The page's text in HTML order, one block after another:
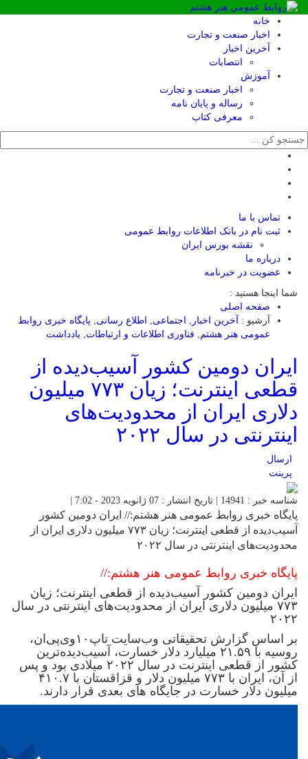
خانه
اخبار صنعت و تجارت
آخرین اخبار
انتصابات
آموزش
اخبار صنعت و تجارت
رساله و پایان نامه
معرفی کتاب
تماس با ما
ثبت نام در بانک اطلاعات روابط عمومی
نقشه بورس ایران
درباره ما
عضويت در خبرنامه
شما اینجا هستید :
صفحه اصلی
آرشیو :
آخرین اخبار اجتماعی اطلاع رسانی
پایگاه خبری روابط
عمومی هنر هشتم
فناوری اطلاعات و ارتباطات یادداشت
ایران دومین کشور آسیب‌دیده از
قطعی اینترنت؛ زیان ۷۷۳ میلیون
دلاری ایران از محدودیت‌های
اینترنتی در سال ۲۰۲۲
ارسال
پرینت
شناسه خبر : 14941 | تاریخ انتشار : 07 ژانویه 2023 - 7:02 |
پایگاه خبری روابط عمومی هنر هشتم:// ایران دومین کشور
آسیب‌دیده از قطعی اینترنت؛ زیان ۷۷۳ میلیون دلاری ایران از
محدودیت‌های اینترنتی در سال ۲۰۲۲
پایگاه خبری روابط عمومی هنر هشتم://
ایران دومین کشور آسیب‌دیده از قطعی اینترنت؛ زیان
۷۷۳ میلیون دلاری ایران از محدودیت‌های اینترنتی در سال
۲۰۲۲
بر اساس گزارش تحقیقاتی وب‌سایت تاپ۱۰‌وی‌پی‌ان،
روسیه با ۲۱.۵۹ میلیارد دلار خسارت، آسیب‌دیده‌ترین
کشور از قطعی اینترنت در سال ۲۰۲۲ میلادی بود و پس
از آن، ایران با ۷۷۳ میلیون دلار و قزاقستان با ۴۱۰.۷
میلیون دلار خسارت در جایگاه های بعدی قرار دارند.